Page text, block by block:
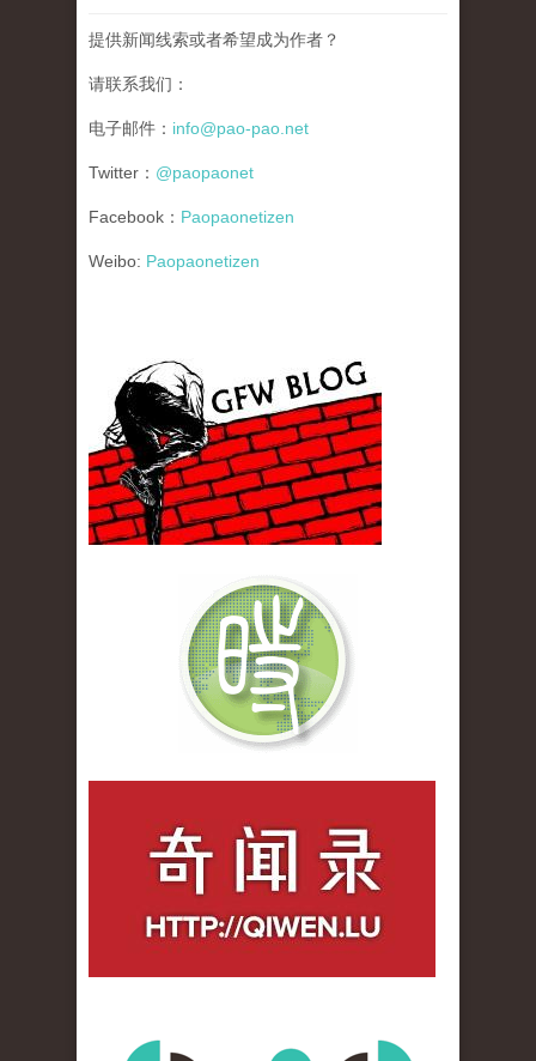
提供新闻线索或者希望成为作者？
请联系我们：
电子邮件： info@pao-pao.net
Twitter： @paopaonet
Facebook： Paopaonetizen
Weibo: Paopaonetizen
gfw_blog_small.jpg